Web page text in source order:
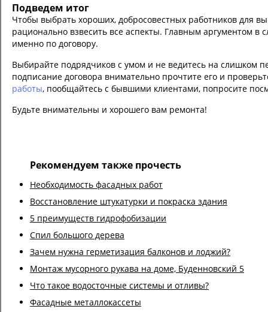
Подведем итог
Чтобы выбрать хороших, добросовестных работников для
рационально взвесить все аспекты. Главным аргументом в
именно по договору.
Выбирайте подрядчиков с умом и не ведитесь на слишком
подписание договора внимательно прочтите его и
работы, пообщайтесь с бывшими клиентами, попросите
Будьте внимательны и хорошего вам ремонта!
Рекомендуем также прочесть
Необходимость фасадных работ
Восстановление штукатурки и покраска здания
5 преимуществ гидрофобизации
Спил большого дерева
Зачем нужна герметизация балконов и лоджий?
Монтаж мусорного рукава на доме, Буденновский 5
Что такое водосточные системы и отливы?
Фасадные металлокассеты